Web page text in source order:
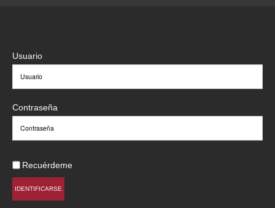
Usuario
Contraseña
Recuérdeme
IDENTIFICARSE